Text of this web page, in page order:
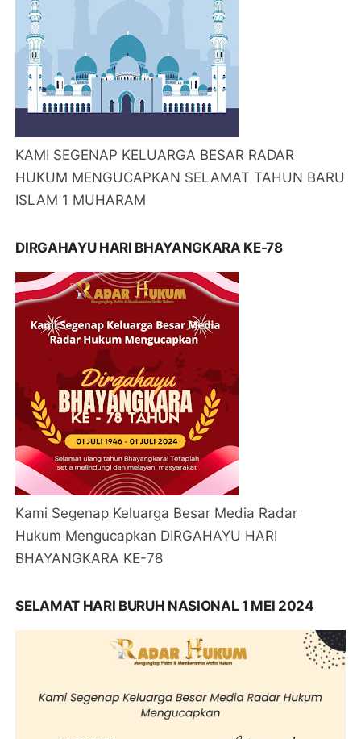
KAMI SEGENAP KELUARGA BESAR RADAR
HUKUM MENGUCAPKAN SELAMAT TAHUN BARU
ISLAM 1 MUHARAM
DIRGAHAYU HARI BHAYANGKARA KE-78
Kami Segenap Keluarga Besar Media Radar
Hukum Mengucapkan DIRGAHAYU HARI
BHAYANGKARA KE-78
SELAMAT HARI BURUH NASIONAL 1 MEI 2024